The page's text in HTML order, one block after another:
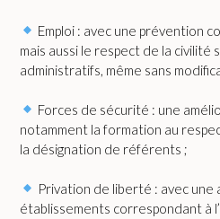
Emploi : avec une prévention
mais aussi le respect de la civilité
administratifs, même sans
Forces de sécurité : une
notamment la formation au
la désignation de référents ;
Privation de liberté : avec
établissements correspondant à